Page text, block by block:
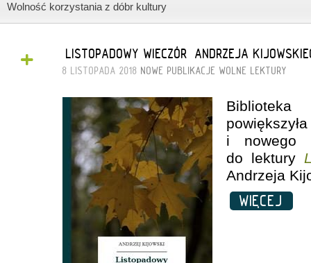
Wolność korzystania z dóbr kultury
+ „LISTOPADOWY WIECZÓR” ANDRZEJA
8 LISTOPADA 2018 NOWE PUBLIKACJE WOLNE LEKTURY
i nowego
do lektury
Andrzeja
WIĘCEJ